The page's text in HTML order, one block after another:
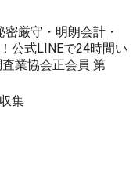
厳守・明朗会計・
公式LINEで24時間い
業協会正会員 第
集